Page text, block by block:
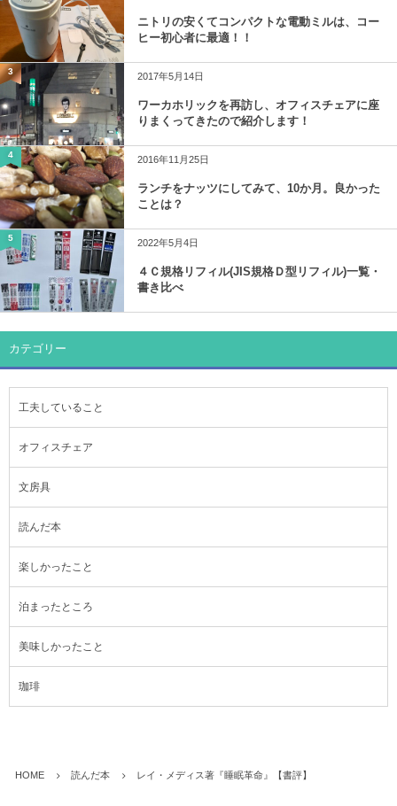
ニトリの安くてコンパクトな電動ミルは、コー
ヒー初心者に最適！！
3 2017年5月14日
ワーカホリックを再訪し、オフィスチェアに座
りまくってきたので紹介します！
4 2016年11月25日
ランチをナッツにしてみて、10か月。良かった
ことは？
5 2022年5月4日
４Ｃ規格リフィル(JIS規格Ｄ型リフィル)一覧・
書き比べ
カテゴリー
工夫していること
オフィスチェア
文房具
読んだ本
楽しかったこと
泊まったところ
美味しかったこと
珈琲
HOME 読んだ本 レイ・メディス著『睡眠革命』【書評】